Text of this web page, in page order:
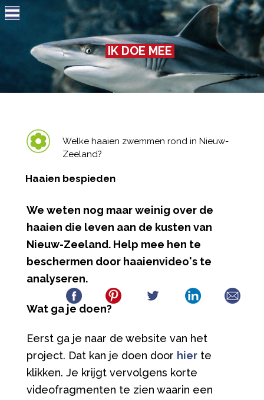
Jump to navigation
IK DOE MEE
Welke haaien zwemmen rond in Nieuw-
Zeeland?
Haaien bespieden
We weten nog maar weinig over de
haaien die leven aan de kusten van
Nieuw-Zeeland. Help mee hen te
beschermen door haaienvideo's te
analyseren.
Wat ga je doen?
Eerst ga je naar de website van het
project. Dat kan je doen door hierte
klikken. Je krijgt vervolgens korte
videofragmenten te zien waarin een